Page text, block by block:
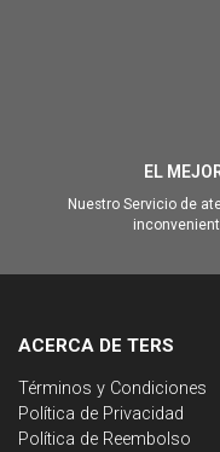
EL
Nuestro Servicio de
ACERCA DE TERS
Términos y Condiciones
Política de Privacidad
Política de Reembolso